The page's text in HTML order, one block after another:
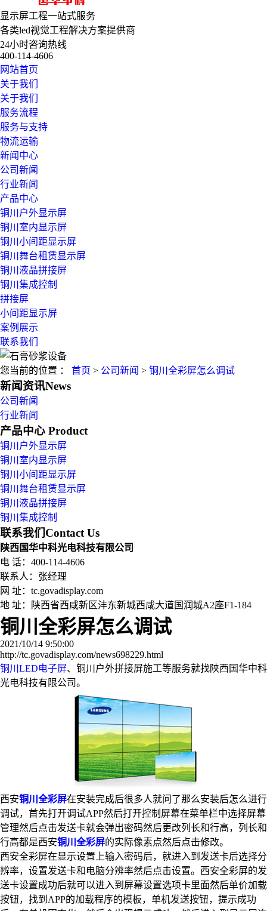
显示屏工程一站式服务
各类led视觉工程解决方案提供商
24小时咨询热线
400-114-4606
网站首页
关于我们
关于我们
服务流程
服务与支持
物流运输
新闻中心
公司新闻
行业新闻
产品中心
铜川户外显示屏
铜川室内显示屏
铜川小间距显示屏
铜川舞台租赁显示屏
铜川液晶拼接屏
铜川集成控制
拼接屏
小间距显示屏
案例展示
联系我们
您当前的位置 ： 首页 > 公司新闻 > 铜川全彩屏怎么调试
新闻资讯News
公司新闻
行业新闻
产品中心 Product
铜川户外显示屏
铜川室内显示屏
铜川小间距显示屏
铜川舞台租赁显示屏
铜川液晶拼接屏
铜川集成控制
联系我们Contact Us
陕西国华中科光电科技有限公司
电 话：400-114-4606
联系人：张经理
网 址：tc.govadisplay.com
地 址：
陕西省西咸新区沣东新城西咸大道国润城A2座F1-184
铜川全彩屏怎么调试
2021/10/14 9:50:00
http://tc.govadisplay.com/news698229.html
铜川LED电子屏、铜川户外拼接屏施工等服务就找陕西国华中科
光电科技有限公司。
西安铜川全彩屏在安装完成后很多人就问了那么安装后怎么进行
调试，首先打开调试APP然后打开控制屏幕在菜单栏中选择屏幕
管理然后点击发送卡就会弹出密码然后更改列长和行高，列长和
行高都是西安铜川全彩屏的实际像素点然后点击修改。
西安全彩屏在显示设置上输入密码后，就进入到发送卡后选择分
辨率，设置发送卡和电脑分辨率然后点击设置。西安全彩屏的发
送卡设置成功后就可以进入到屏幕设置选项卡里面然后单价加载
按钮，找到APP的加载程序的模板，单机发送按钮，提示成功